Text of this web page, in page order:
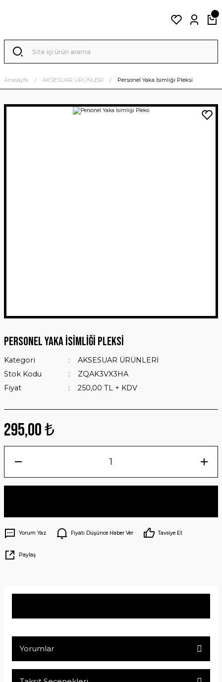
Anasayfa AKSESUAR ÜRÜNLERİ Personel Yaka İsimliği Pleksi
Personel Yaka İsimliği Pleksi
Kategori
AKSESUAR ÜRÜNLERİ
Stok Kodu
ZQAK3VX3HA
Fiyat
250,00 TL + KDV
295,00 ₺
Yorum Yaz Fiyatı Düşünce Haber Ver Tavsiye Et
Paylaş
Yorumlar